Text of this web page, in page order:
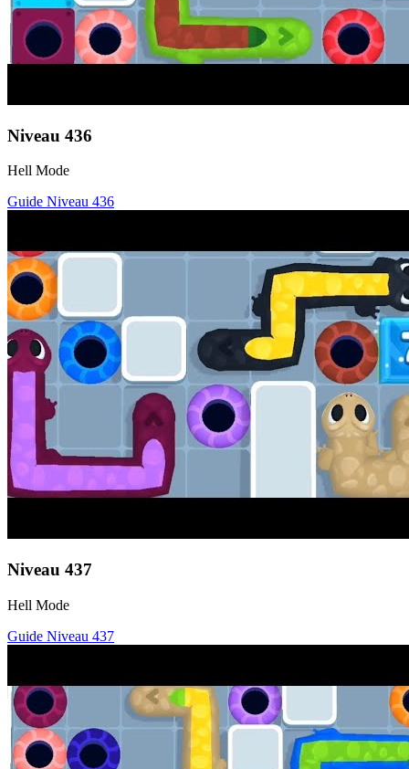
Niveau 436
Hell Mode
Guide Niveau 436
Niveau 437
Hell Mode
Guide Niveau 437